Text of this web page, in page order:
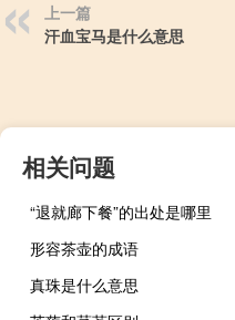
上一篇
汗血宝马是什么意思
相关问题
“退就廊下餐”的出处是哪里
形容茶壶的成语
真珠是什么意思